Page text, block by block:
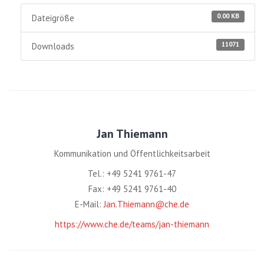
0.00 KB
Dateigröße
11071
Downloads
Jan Thiemann
Kommunikation und Öffentlichkeitsarbeit
Tel.: +49 5241 9761-47
Fax: +49 5241 9761-40
E-Mail:Jan.Thiemann@che.de
https://www.che.de/teams/jan-thiemann